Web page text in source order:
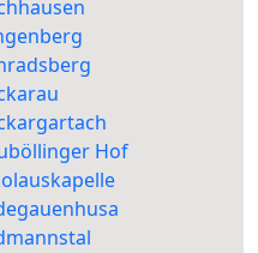
Hof